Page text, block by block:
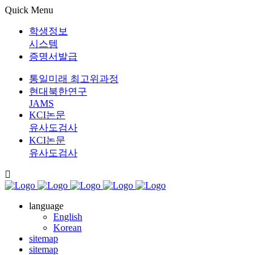
Quick Menu
학생정보
시스템
증명서발급
통일미래 최고위과정
현대북한연구
JAMS
KCI논문
유사도검사
KCI논문
유사도검사
language
English
Korean
sitemap
sitemap